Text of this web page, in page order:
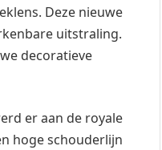
Deze nieuwe
uitstraling.
decoratieve
er aan de royale
hoge schouderlijn